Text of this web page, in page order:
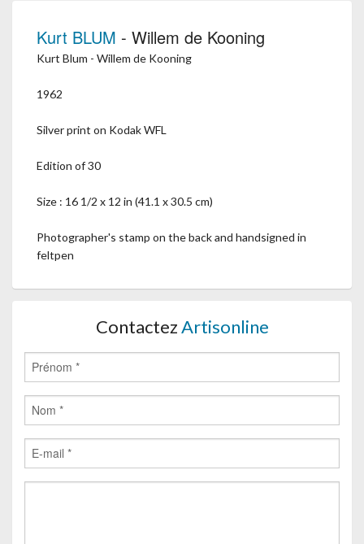
Kurt BLUM - Willem de Kooning
Kurt Blum - Willem de Kooning
1962
Silver print on Kodak WFL
Edition of 30
Size : 16 1/2 x 12 in (41.1 x 30.5 cm)
Photographer's stamp on the back and handsigned in
feltpen
ContactezArtisonline